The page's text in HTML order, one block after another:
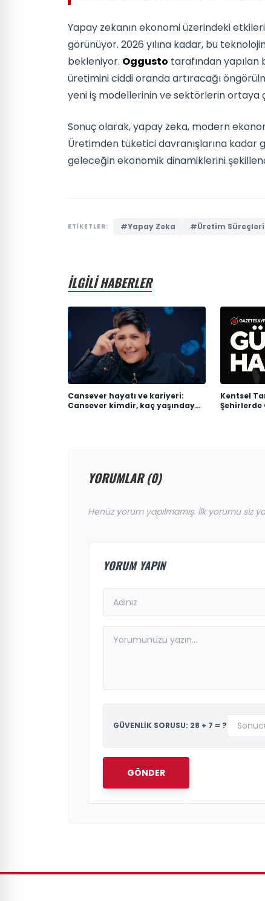
Yapay zekanın ekonomi üzerindeki
görünüyor. 2026 yılına kadar, bu
bekleniyor. Oggusto tarafından yapılan
üretimini ciddi oranda artıracağı
yeni iş modellerinin ve sektörlerin ortaya
Sonuç olarak, yapay zeka, modern
Üretimden tüketici davranışlarına
geleceğin ekonomik dinamiklerini
ETİKETLER: #Yapay Zeka #Üretim Süreçleri
İLGİLİ HABERLER
Cansever hayatı ve kariyeri:
Cansever kimdir, kaç yaşındaydı,
Kentsel
Şehirlerde
YORUMLAR (0)
Henüz yorum yapılmamış. İlk yorumu siz
YORUM YAPIN
GÜVENLİK SORUSU: 28 + 7 = ?
GÖNDER